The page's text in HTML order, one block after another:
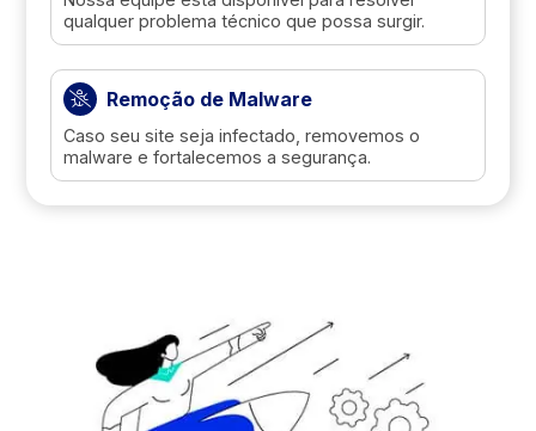
qualquer problema técnico que possa surgir.
Remoção de Malware
Caso seu site seja infectado, removemos o
malware e fortalecemos a segurança.